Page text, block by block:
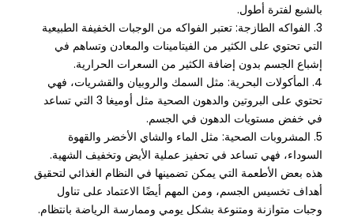
بالشبع لفترة أطول.
3. الفواكه الطازجة: تعتبر الفواكه من الوجبات الخفيفة الطبيعية
التي تحتوي على الكثير من الفيتامينات والمعادن وتساهم في
إشباع الجسم بدون إضافة الكثير من السعرات الحرارية.
4. المأكولات البحرية: مثل السمك والروبيان والقشريات، فهي
تحتوي على البروتين والدهون الصحية مثل أوميغا 3 التي تساعد
في خفض مستويات الدهون في الجسم.
5. المشروبات الصحية: مثل الماء والشاي الأخضر والقهوة
السوداء، فهي تساعد في تحفيز عملية الأيض وتخفيف الشهية.
هذه بعض الأطعمة التي يمكن تضمينها في النظام الغذائي لتحقيق
أهداف تخسيس الجسم، ومن المهم أيضًا الاعتماد على تناول
وجبات متوازنة ومتنوعة بشكل يومي وممارسة الرياضة بانتظام.